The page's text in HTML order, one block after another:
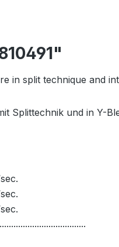
in split technique and
Splittechnik und in Y-